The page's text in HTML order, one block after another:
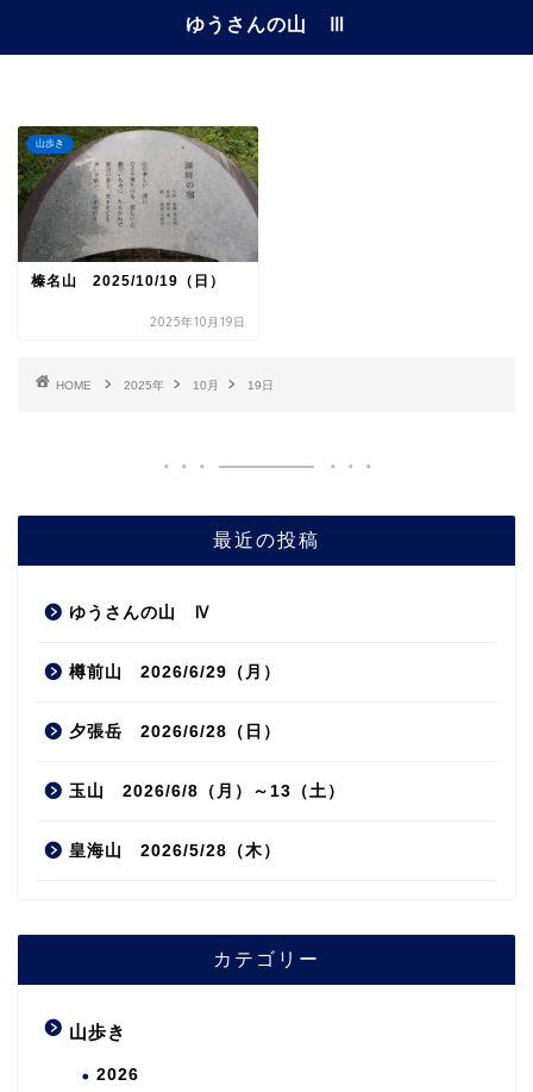
ゆうさんの山 Ⅲ
山歩き
榛名山 2025/10/19（日）
2025年10月19日
HOME 2025年 10月 19日
最近の投稿
ゆうさんの山 Ⅳ
樽前山 2026/6/29（月）
夕張岳 2026/6/28（日）
玉山 2026/6/8（月）～13（土）
皇海山 2026/5/28（木）
カテゴリー
山歩き
2026